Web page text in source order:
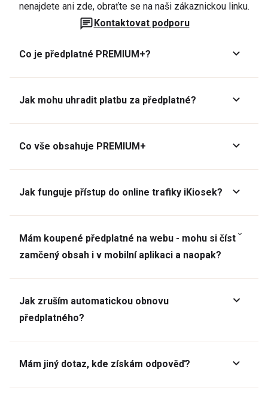
nenajdete ani zde, obraťte se na naši zákaznickou linku.
Kontaktovat podporu
Co je předplatné PREMIUM+?
Jak mohu uhradit platbu za předplatné?
Co vše obsahuje PREMIUM+
Jak funguje přístup do online trafiky iKiosek?
Mám koupené předplatné na webu - mohu si číst
zamčený obsah i v mobilní aplikaci a naopak?
Jak zruším automatickou obnovu
předplatného?
Mám jiný dotaz, kde získám odpověď?